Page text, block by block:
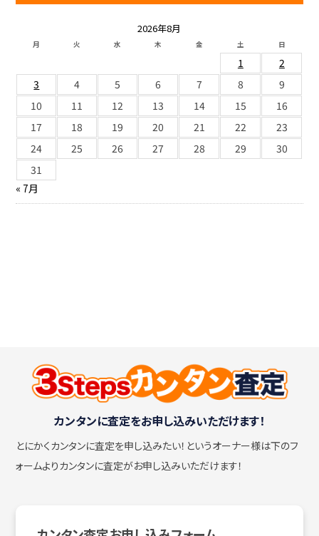
2026年8月
月 火 水 木 金 土 日
1
2
3
4 5 6 7 8
9
10
11 12 13 14 15
16
17
18 19 20 21 22
23
24
25 26 27 28 29
30
31
« 7月
カンタンに査定をお申し込みいただけます！
とにかくカンタンに査定を申し込みたい！ というオーナー様は下のフ
ォームよりカンタンに査定がお申し込みいただけます！